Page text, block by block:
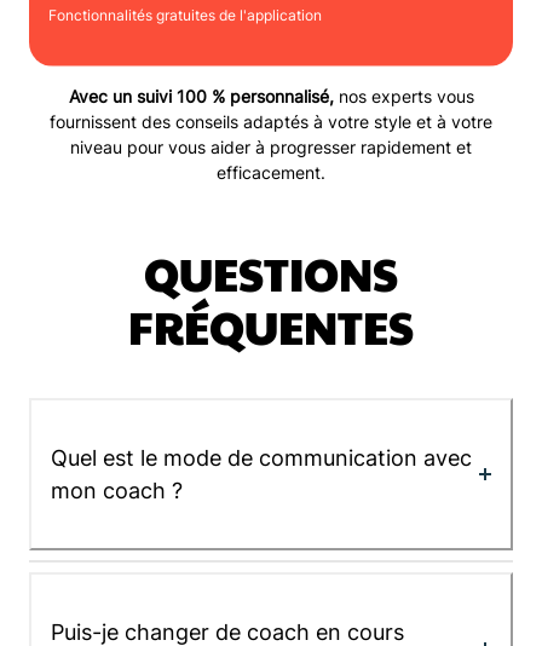
Fonctionnalités gratuites de l'application
Avec un suivi 100 % personnalisé,nos experts vous
fournissent des conseils adaptés à votre style et à votre
niveau pour vous aider à progresser rapidement et
efficacement.
QUESTIONS
FRÉQUENTES
Quel est le mode de communication avec
mon coach ?
Puis-je changer de coach en cours